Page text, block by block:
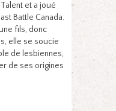
et a joué
Battle Canada.
fils, donc
elle se soucie
de lesbiennes,
de ses origines